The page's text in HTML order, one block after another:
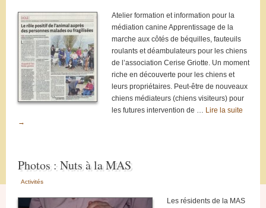
Atelier formation et information pour la
médiation canine Apprentissage de la
marche aux côtés de béquilles, fauteuils
roulants et déambulateurs pour les chiens
de l’association Cerise Griotte. Un moment
riche en découverte pour les chiens et
leurs propriétaires. Peut-être de nouveaux
chiens médiateurs (chiens visiteurs) pour
les futures intervention de … Lire la suite
→
Photos : Nuts à la MAS
Activités
Les résidents de la MAS